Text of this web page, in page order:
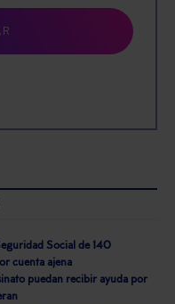
Social de 140
cuenta ajena
puedan recibir ayuda por